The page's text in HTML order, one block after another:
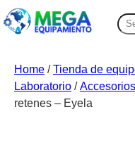
for:
Home /Tienda de
Laboratorio /
retenes – Eyela